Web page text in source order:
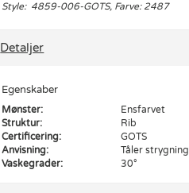
Style: 4859-006-GOTS, Farve: 2487
Detaljer
Egenskaber
Mønster:
Ensfarvet
Struktur:
Rib
Certificering:
GOTS
Anvisning:
Tåler strygning
Vaskegrader:
30°